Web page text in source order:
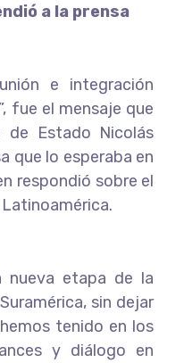
a la prensa
e integración
fue el mensaje que
Estado Nicolás
que lo esperaba en
respondió sobre el
nueva etapa de la
sin dejar
tenido en los
y diálogo en